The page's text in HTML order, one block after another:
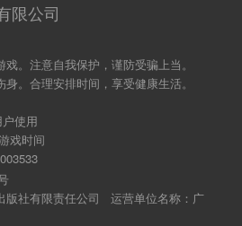
限公司
。注意自我保护，谨防受骗上当。
。合理安排时间，享受健康生活。
使用
戏时间
版社有限责任公司 运营单位名称：广